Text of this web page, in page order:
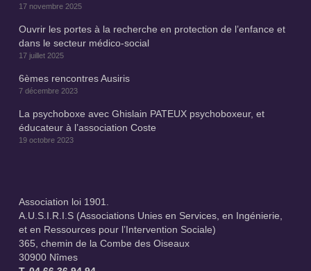
17 novembre 2025
Ouvrir les portes à la recherche en protection de l’enfance et
dans le secteur médico-social
17 juillet 2025
6èmes rencontres Ausiris
7 décembre 2023
La psychoboxe avec Ghislain PATEUX psychoboxeur, et
éducateur à l’association Coste
19 octobre 2023
Association loi 1901.
A.U.S.I.R.I.S (Associations Unies en Services, en Ingénierie,
et en Ressources pour l’Intervention Sociale)
365, chemin de la Combe des Oiseaux
30900 Nîmes